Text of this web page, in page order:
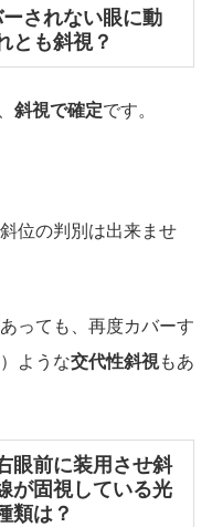
ーされない眼に動
とも斜視？
斜視で確定です。
位の判別は出来ませ
っても、再度カバーす
ような交代性斜視もあ
眼前に装用させ斜
が固視している光
類は？